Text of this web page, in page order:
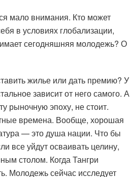
мало внимания. Кто может
в условиях глобализации,
сегодняшняя молодежь? О
жилье или дать премию? У
зависит от него самого. А
рыночную эпоху, не стоит.
времена. Вообще, хорошая
— это душа нации. Что бы
все уйдут осваивать целину,
столом. Когда Тангри
Молодежь сейчас исследует